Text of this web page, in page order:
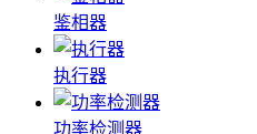
鉴相器
执行器
功率检测器